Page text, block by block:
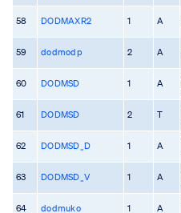
58 DODMAXR2 1 A
59 dodmodp 2 A
60 DODMSD 1 A
61 DODMSD 2 T
62 DODMSD_D 1 A
63 DODMSD_V 1 A
64 dodmuko 1 A